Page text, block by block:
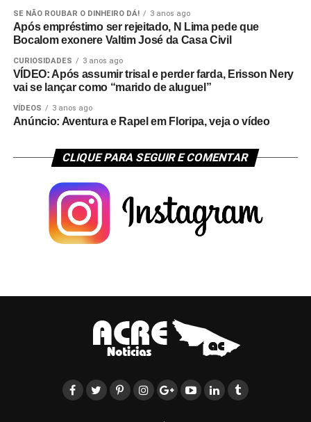
SE NÃO ROUBAR O DINHEIRO DÁ! 3 anos ago
Após empréstimo ser rejeitado, N Lima pede que
Bocalom exonere Valtim José da Casa Civil
CURIOSIDADES 3 anos ago
VÍDEO: Após assumir trisal e perder farda, Erisson Nery
vai se lançar como “marido de aluguel”
VÍDEOS 3 anos ago
Anúncio: Aventura e Rapel em Floripa, veja o vídeo
CLIQUE PARA SEGUIR E COMENTAR